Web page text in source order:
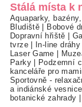
Stálá místa k
Aquaparky,
Bludiště
Bobové
Dopravní hřiště
tvrze| In-line dráhy
Laser Game
Parky| Podzemní
kanceláře pro
Sportovně -
a indiánské vesnice
botanické zahrady